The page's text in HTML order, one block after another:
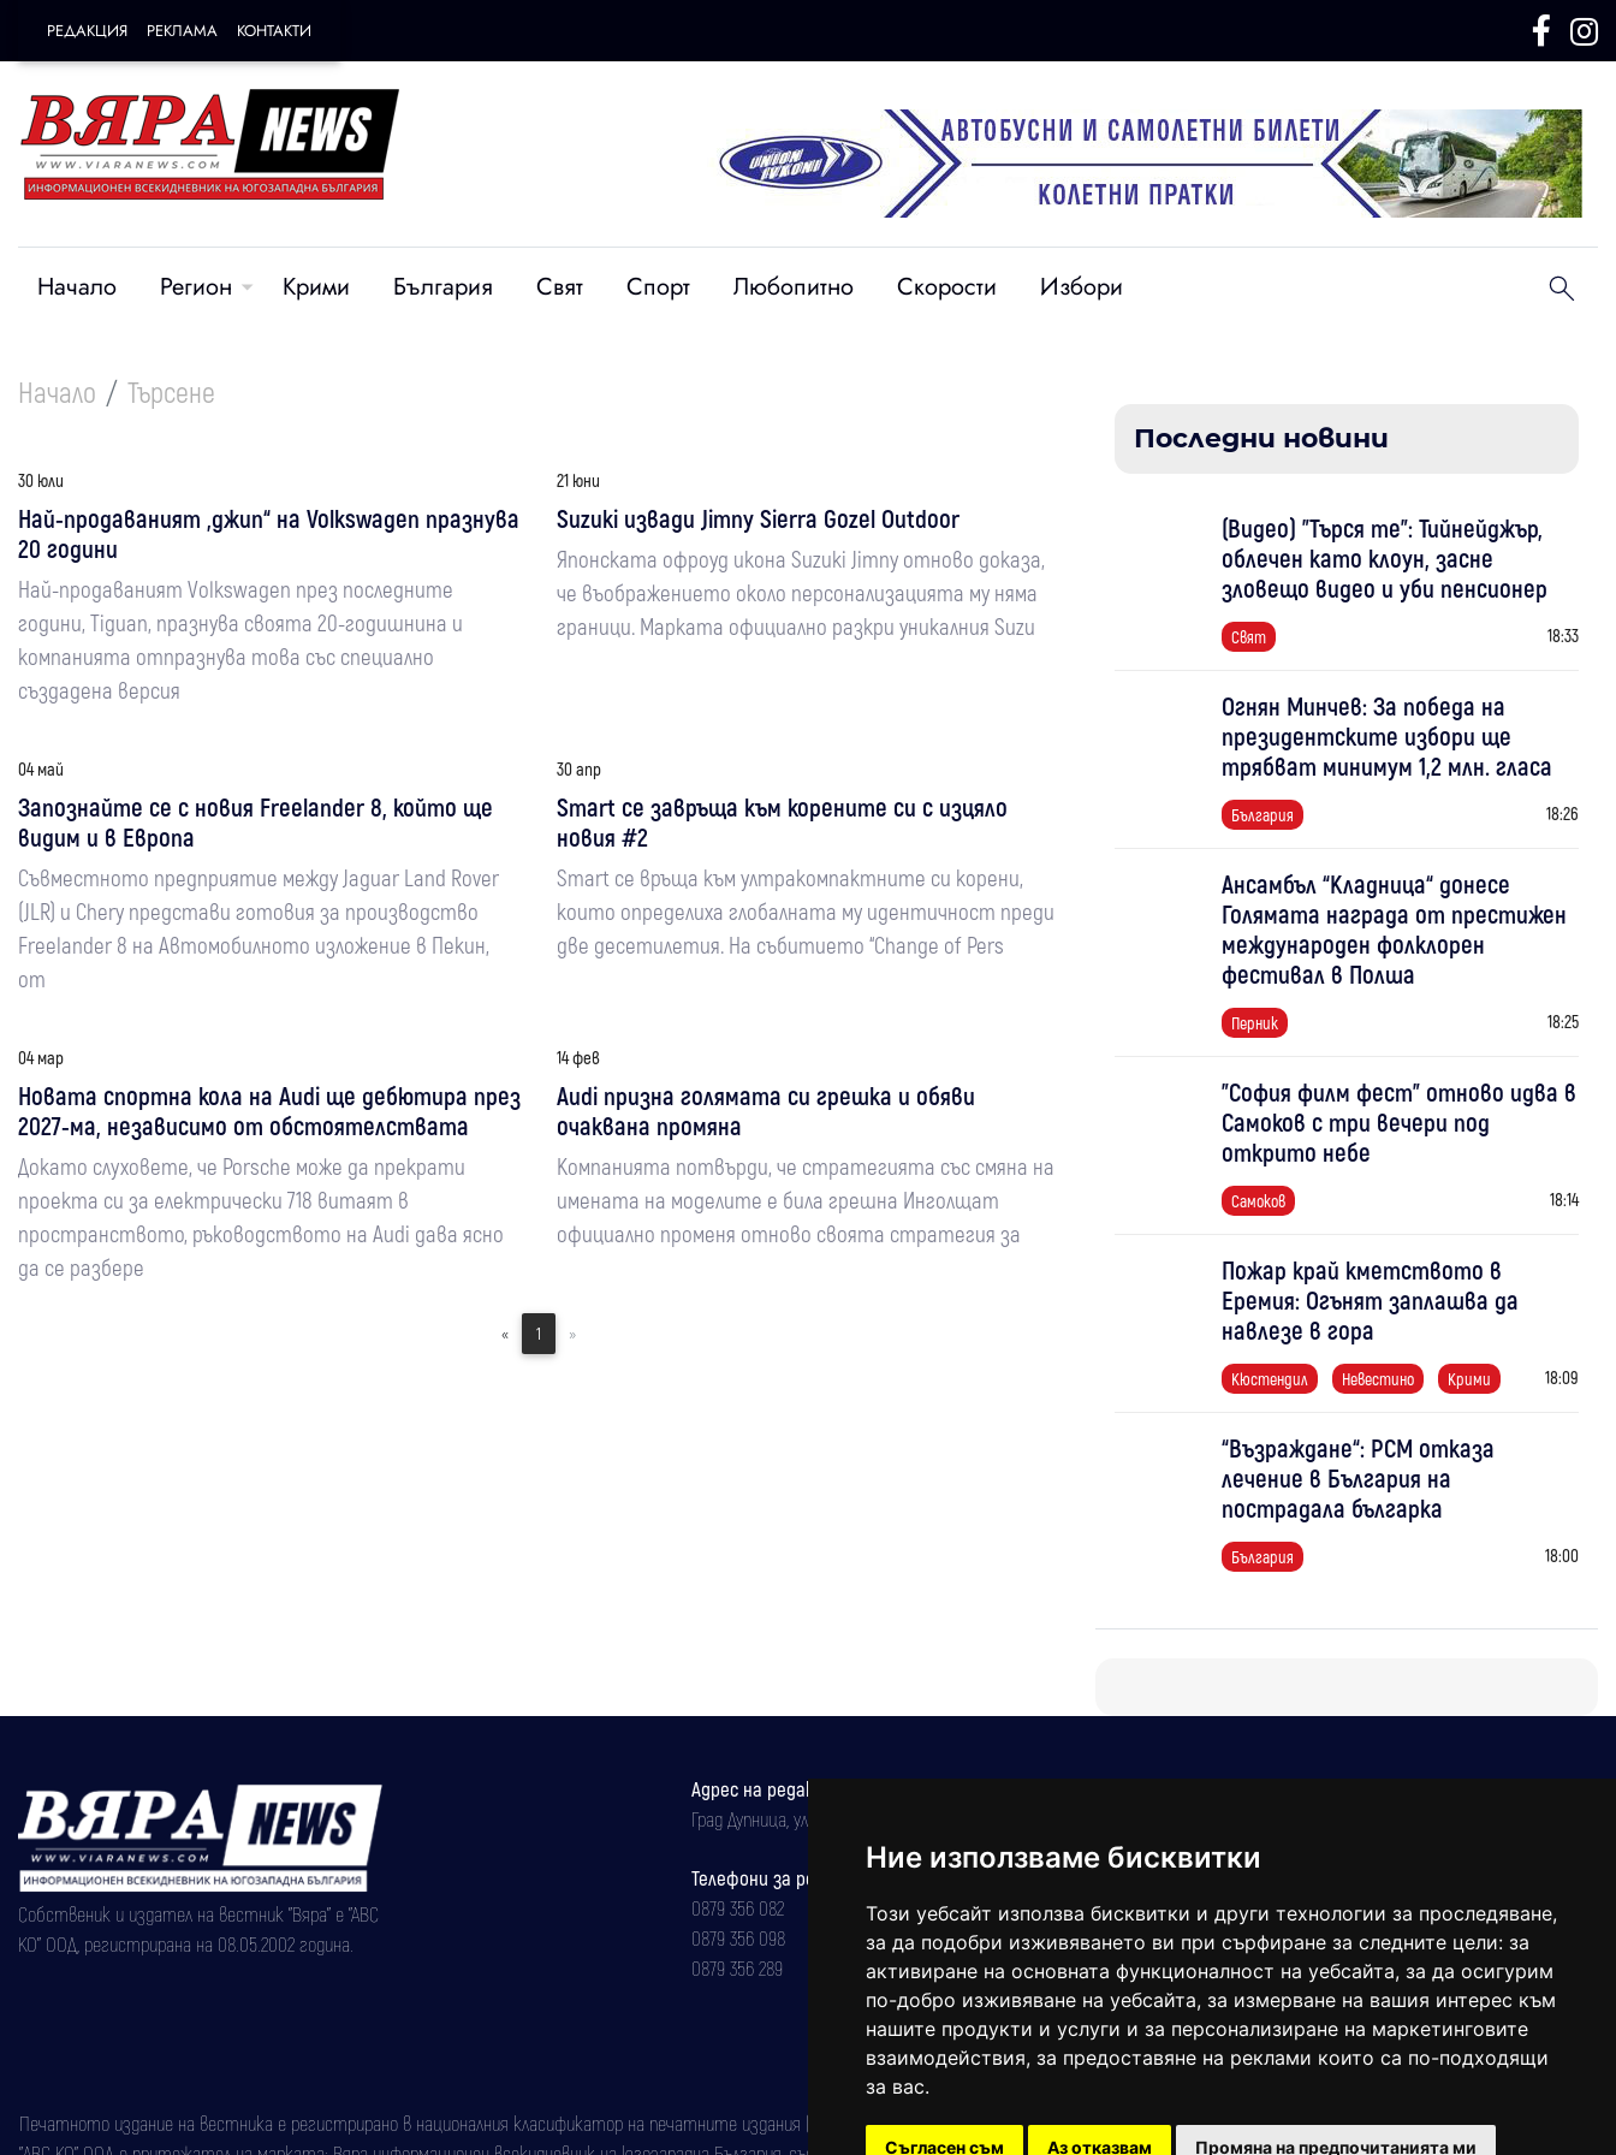
Ние използваме бисквитки
Този уебсайт използва бисквитки и други технологии за проследяване,
за да подобри изживяването ви при сърфиране за следните цели: за
активиране на основната функционалност на уебсайта, за да осигурим
по-добро изживяване на уебсайта, за измерване на вашия интерес към
нашите продукти и услуги и за персонализиране на маркетинговите
взаимодействия, за предоставяне на реклами които са по-подходящи
за вас.
Съгласен съм Аз отказвам Промяна на предпочитанията ми
РЕДАКЦИЯ РЕКЛАМА КОНТАКТИ
Начало Регион Крими България Свят Спорт Любопитно Скорости Избори
Начало Търсене
30 юли
Най-продаваният „джип“ на Volkswagen празнува
20 години
Най-продаваният Volkswagen през последните
години, Tiguan, празнува своята 20-годишнина и
компанията отпразнува това със специално
създадена версия
21 юни
Suzuki извади Jimny Sierra Gozel Outdoor
Японската офроуд икона Suzuki Jimny отново доказа,
че въображението около персонализацията му няма
граници. Марката официално разкри уникалния Suzu
04 май
Запознайте се с новия Freelander 8, който ще
видим и в Европа
Съвместното предприятие между Jaguar Land Rover
(JLR) и Chery представи готовия за производство
Freelander 8 на Автомобилното изложение в Пекин,
от
30 апр
Smart се завръща към корените си с изцяло
новия #2
Smart се връща към ултракомпактните си корени,
които определиха глобалната му идентичност преди
две десетилетия. На събитието “Change of Pers
04 мар
Новата спортна кола на Audi ще дебютира през
2027-ма, независимо от обстоятелствата
Докато слуховете, че Porsche може да прекрати
проекта си за електрически 718 витаят в
пространството, ръководството на Audi дава ясно
да се разбере
14 фев
Audi призна голямата си грешка и обяви
очаквана промяна
Компанията потвърди, че стратегията със смяна на
имената на моделите е била грешна Инголщат
официално променя отново своята стратегия за
« 1 »
Последни новини
(Видео) "Търся те": Тийнейджър,
облечен като клоун, засне
зловещо видео и уби пенсионер
Свят 18:33
Огнян Минчев: За победа на
президентските избори ще
трябват минимум 1,2 млн. гласа
България 18:26
Ансамбъл “Кладница“ донесе
Голямата награда от престижен
международен фолклорен
фестивал в Полша
Перник 18:25
"София филм фест" отново идва в
Самоков с три вечери под
открито небе
Самоков 18:14
Пожар край кметството в
Еремия: Огънят заплашва да
навлезе в гора
Кюстендил Невестино Крими 18:09
“Възраждане“: РСМ отказа
лечение в България на
пострадала българка
България 18:00
Собственик и издател на вестник "Вяра" е "АВС
КО" ООД, регистрирана на 08.05.2002 година.
Адрес на редакцията
Град Дупница, ул.''Христо Ботев" 43
Телефони за реклама и абонаменти
0879 356 082
0879 356 098
0879 356 289
balgarkanews@gmail.com
Печатното издание на вестника е регистрирано в националния класификатор на печатните издания (Българска национална агенция за ISSN) под номер: ISSN 1312-4722.